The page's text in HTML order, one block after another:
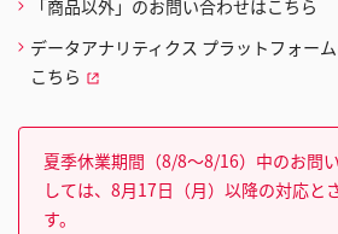
「商品以外」のお問い合わせはこちら
データアナリティクス プラットフォー
こちら
夏季休業期間（8/8～8/16）中のお問
しては、8月17日（月）以降の対応と
す。